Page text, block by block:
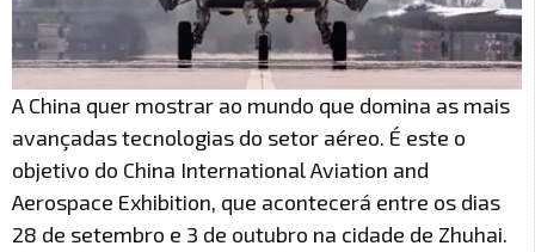
A China quer mostrar ao mundo que domina as mais
avançadas tecnologias do setor aéreo. É este o
objetivo do China International Aviation and
Aerospace Exhibition, que acontecerá entre os dias
28 de setembro e 3 de outubro na cidade de Zhuhai.